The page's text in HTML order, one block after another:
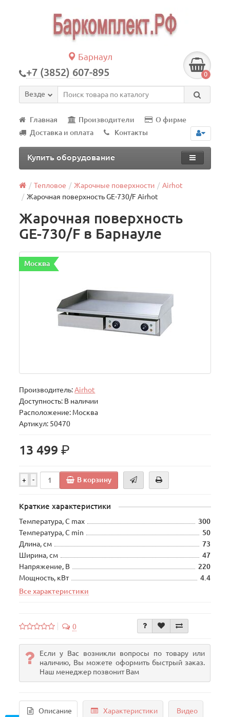
Барнаул
+7 (3852) 607-895 0
Везде
Главная Производители
О фирме
Доставка и оплата
Контакты
Купить оборудование
Тепловое Жарочные поверхности
Airhot
Жарочная поверхность GE-730/F Airhot
Жарочная поверхность
GE-730/F в Барнауле
Москва
Производитель:Airhot
Доступность: В наличии
Расположение: Москва
Артикул: 50470
13 499р.
+ - В корзину
Краткие характеристики
Температура, С max
300
Температура, С min
50
Длина, см
73
Ширина, см
47
Напряжение, В
220
Мощность, кВт
4.4
Все характеристики
0
Если у Вас возникли вопросы по товару или
наличию, Вы можете оформить быстрый заказ.
Наш менеджер позвонит Вам
Описание Характеристики Видео